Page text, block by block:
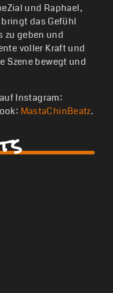
und Raphael,
das Gefühl
zu geben und
voller Kraft und
Szene bewegt und
Instagram:
MastaChinBeatz.